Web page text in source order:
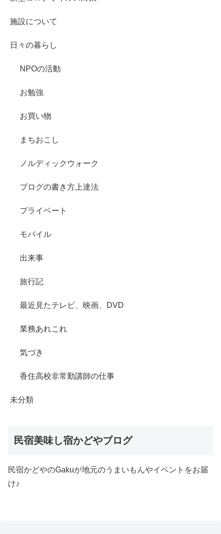
施設について
日々の暮らし
NPOの活動
お勉強
お買い物
まちおこし
ノルディックウォーク
ブログの書き方上達法
プライベート
モバイル
出来事
旅行記
最近見たテレビ、映画、DVD
業務あれこれ
気づき
香住高校非常勤講師の仕事
未分類
民宿美味し宿かどやブログ
民宿かどやのGakuが地元のうまいもんやイベントをお届
け♪